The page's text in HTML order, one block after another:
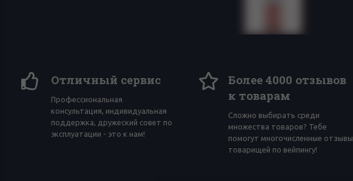
Отличный сервис
Профессиональная
консультация, индивидуальная
поддержка, дружеский совет по
эксплуатации - это к нам!
Более 4000 отзывов
к товарам
Сложно выбирать среди
множества товаров? Тебе
помогут многочисленные отзывы
товарищей по вейпингу!